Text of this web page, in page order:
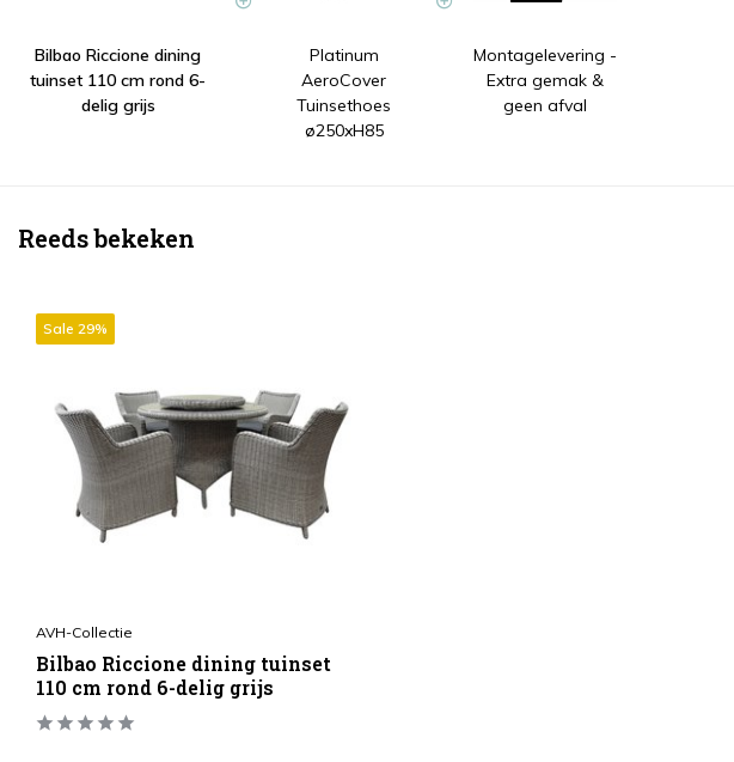
Bilbao Riccione dining
tuinset 110 cm rond 6-
delig grijs
Platinum
AeroCover
Tuinsethoes
ø250xH85
Montagelevering -
Extra gemak &
geen afval
Reeds bekeken
Sale 29%
AVH-Collectie
Bilbao Riccione dining tuinset
110 cm rond 6-delig grijs